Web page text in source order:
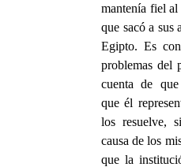
mantenía fiel
que sacó a sus
Egipto. Es
problemas del
cuenta de
que él
los resuelve,
causa de los
que la